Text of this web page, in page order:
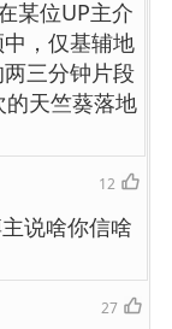
某位UP主介
，仅基辅地
三分钟片段
的天竺葵落地
12
说啥你信啥
27